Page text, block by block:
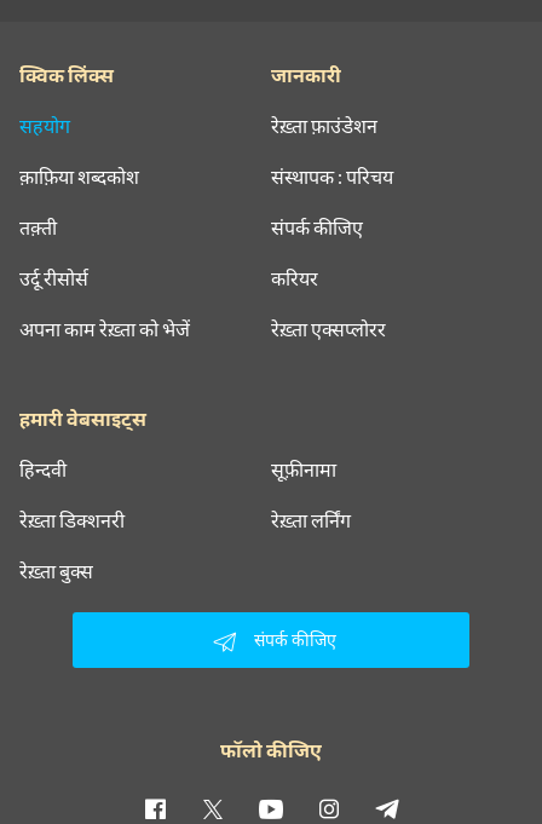
क्विक लिंक्स
सहयोग
क़ाफ़िया शब्दकोश
तक़्ती
उर्दू रीसोर्स
अपना काम रेख़्ता को भेजें
जानकारी
रेख़्ता फ़ाउंडेशन
संस्थापक : परिचय
संपर्क कीजिए
करियर
रेख़्ता एक्सप्लोरर
हमारी वेबसाइट्स
हिन्दवी सूफ़ीनामा
रेख़्ता डिक्शनरी रेख़्ता लर्निंग
रेख़्ता बुक्स
संपर्क कीजिए
फॉलो कीजिए